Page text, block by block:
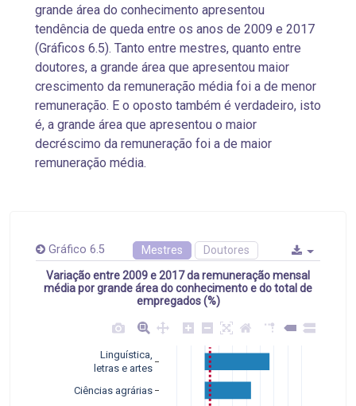
grande área do conhecimento apresentou
tendência de queda entre os anos de 2009 e 2017
(Gráficos 6.5). Tanto entre mestres, quanto entre
doutores, a grande área que apresentou maior
crescimento da remuneração média foi a de menor
remuneração. E o oposto também é verdadeiro, isto
é, a grande área que apresentou o maior
decréscimo da remuneração foi a de maior
remuneração média.
Gráfico 6.5 Mestres Doutores
Variação entre 2009 e 2017 da remuneração mensal
média por grande área do conhecimento e do total de
empregados (%)
Ciências agrárias
Linguística,
letras e artes